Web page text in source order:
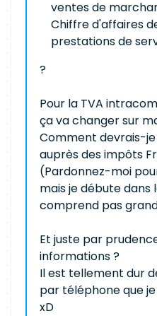
ventes de
Chiffre d'affaires
prestations de
?
Pour la TVA
ça va changer sur
Comment devrais-je
auprès des impôts
(Pardonnez-moi
mais je débute dans
comprend pas
Et juste par
informations ?
Il est tellement dur
par téléphone que
xD